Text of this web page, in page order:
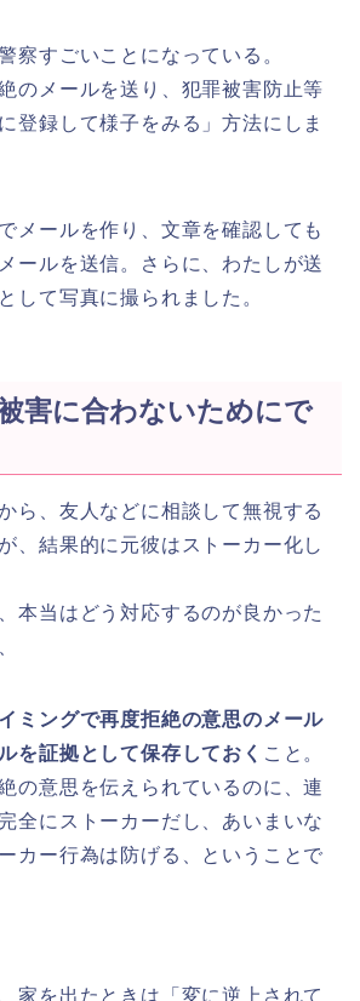
察すごいことになっている。
のメールを送り、犯罪被害防止等
登録して様子をみる」方法にしま
メールを作り、文章を確認しても
ールを送信。さらに、わたしが送
して写真に撮られました。
害に合わないためにで
ら、友人などに相談して無視する
、結果的に元彼はストーカー化し
本当はどう対応するのが良かった
ミングで再度拒絶の意思のメール
を証拠として保存しておく こと。
の意思を伝えられているのに、連
全にストーカーだし、あいまいな
カー行為は防げる、ということで
家を出たときは「変に逆上されて